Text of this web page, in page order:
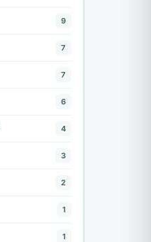
9
7
7
6
4
3
2
1
1